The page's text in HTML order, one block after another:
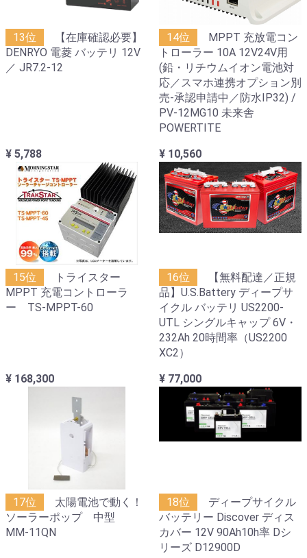
13位
【在庫確認必要】
DENRYO 電菱 バッテリ 12V
／ JR7.2-12
¥ 5,788
14位
MPPT 充放電コン
トローラー 10A 12V24V用
(鉛・リチウムイオン電池対
応／スマホ連携オプション別
売-承認申請中／防水IP32) /
PV-12MG10 未来舎
POWERTITE
¥ 10,560
15位
トライスター
MPPT 充電コントローラ
ー TS-MPPT-60
¥ 168,300
16位
【無料配達／正規
品】U.S.Battery ディープサ
イクル バッテリ US2200-
UTL シングルキャップ 6V・
232Ah 20時間率（US2200
XC2）
¥ 77,000
17位
太陽電池で動く！
ソーラーポップ 中型
MM-11QN
18位
ディープサイクル
バッテリー Discover ディス
カバー 12V 90Ah10h率 Dシ
リーズ D12900D